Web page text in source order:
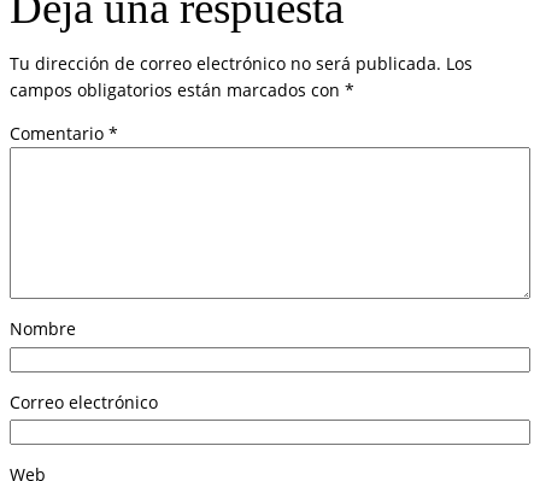
Tu dirección de correo electrónico no será publicada. Los
campos obligatorios están marcados con *
Comentario *
Nombre
Correo electrónico
Web